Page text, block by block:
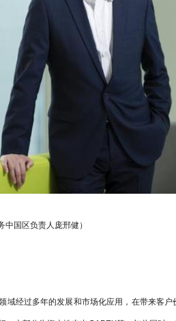
中国区负责人庞邢健）
域经过多年的发展和市场化应用，在带来客